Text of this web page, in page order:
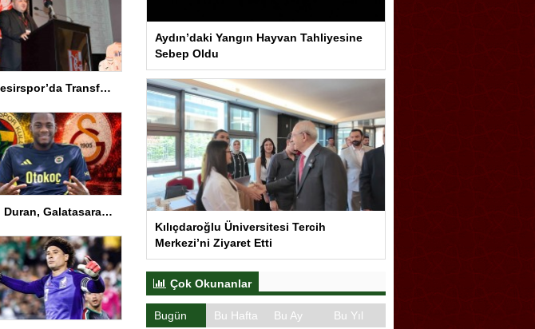
Balıkesirspor’da Transferde Yeni Yaklaşım
Jhon Duran, Galatasaray ile anlaştı! İşte sözleşmesindeki özel madde
Aydın’daki Yangın Hayvan Tahliyesine
Sebep Oldu
Kılıçdaroğlu Üniversitesi Tercih
Merkezi’ni Ziyaret Etti
Çok Okunanlar
Bugün Bu Hafta Bu Ay Bu Yıl